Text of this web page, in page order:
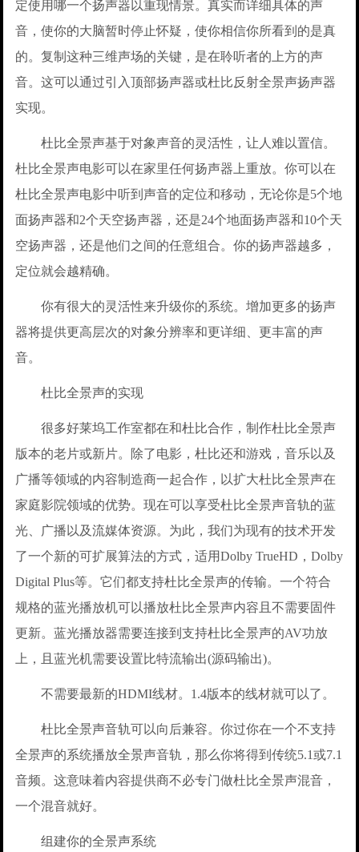
定使用哪一个扬声器以重现情景。真实而详细具体的声
音，使你的大脑暂时停止怀疑，使你相信你所看到的是真
的。复制这种三维声场的关键，是在聆听者的上方的声
音。这可以通过引入顶部扬声器或杜比反射全景声扬声器
实现。
杜比全景声基于对象声音的灵活性，让人难以置信。
杜比全景声电影可以在家里任何扬声器上重放。你可以在
杜比全景声电影中听到声音的定位和移动，无论你是5个地
面扬声器和2个天空扬声器，还是24个地面扬声器和10个天
空扬声器，还是他们之间的任意组合。你的扬声器越多，
定位就会越精确。
你有很大的灵活性来升级你的系统。增加更多的扬声
器将提供更高层次的对象分辨率和更详细、更丰富的声
音。
杜比全景声的实现
很多好莱坞工作室都在和杜比合作，制作杜比全景声
版本的老片或新片。除了电影，杜比还和游戏，音乐以及
广播等领域的内容制造商一起合作，以扩大杜比全景声在
家庭影院领域的优势。现在可以享受杜比全景声音轨的蓝
光、广播以及流媒体资源。为此，我们为现有的技术开发
了一个新的可扩展算法的方式，适用Dolby TrueHD，Dolby
Digital Plus等。它们都支持杜比全景声的传输。一个符合
规格的蓝光播放机可以播放杜比全景声内容且不需要固件
更新。蓝光播放器需要连接到支持杜比全景声的AV功放
上，且蓝光机需要设置比特流输出(源码输出)。
不需要最新的HDMI线材。1.4版本的线材就可以了。
杜比全景声音轨可以向后兼容。你过你在一个不支持
全景声的系统播放全景声音轨，那么你将得到传统5.1或7.1
音频。这意味着内容提供商不必专门做杜比全景声混音，
一个混音就好。
组建你的全景声系统